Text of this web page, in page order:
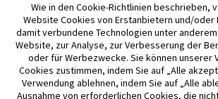
Impressum Nutzungsbedingungen
Cookie Richtlinie
Barrierefreiheitserklärung
Mitteilung zur Datenverordnung
Cookie-
Wie in den Cookie-Richtlinien beschrieben,
Website Cookies von Erstanbietern und/oder
damit verbundene Technologien unter
Website, zur Analyse, zur Verbesserung der
oder für Werbezwecke. Sie können unserer
Cookies zustimmen, indem Sie auf „Alle
Verwendung ablehnen, indem Sie auf „Alle
Ausnahme von erforderlichen Cookies, die